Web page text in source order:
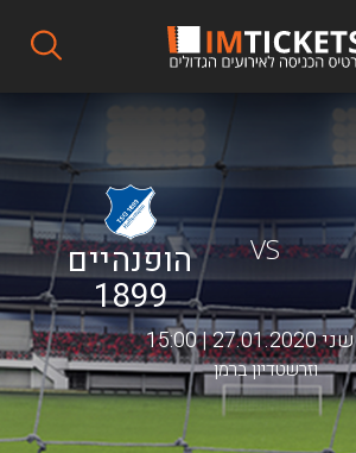
VS הופנהיים
1899
| 15:00
וזרשטדיון ברמן